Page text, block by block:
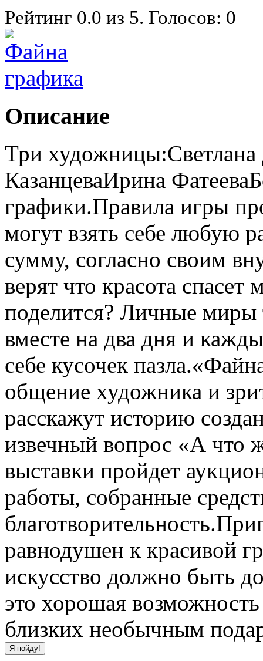
Рейтинг 0.0 из 5. Голосов: 0
Описание
Три
КазанцеваИрина
графики.Правила игры
могут взять себе любую
сумму, согласно своим
верят что красота
поделится? Личные миры
вместе на два дня и
себе кусочек
общение художника и
расскажут историю
извечный вопрос «А что
выставки пройдет
работы, собранные
равнодушен к красивой
искусство должно быть
это хорошая
близких необычным